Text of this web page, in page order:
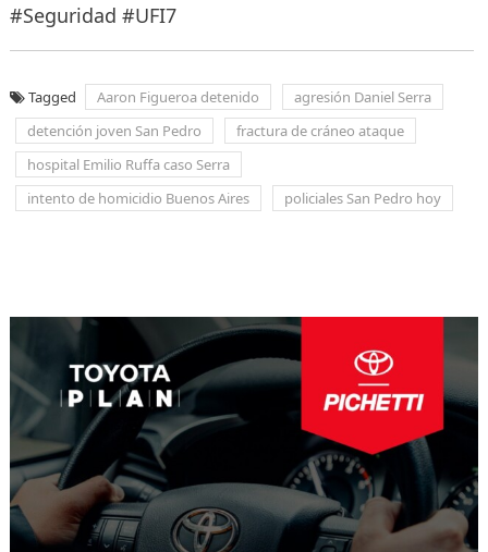
#Seguridad #UFI7
Tagged Aaron Figueroa detenido
agresión Daniel Serra
detención joven San Pedro
fractura de cráneo ataque
hospital Emilio Ruffa caso Serra
intento de homicidio Buenos Aires
policiales San Pedro hoy
entradas